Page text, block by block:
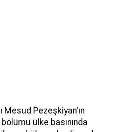
Mesud Pezeşkiyan'ın
ülke basınında